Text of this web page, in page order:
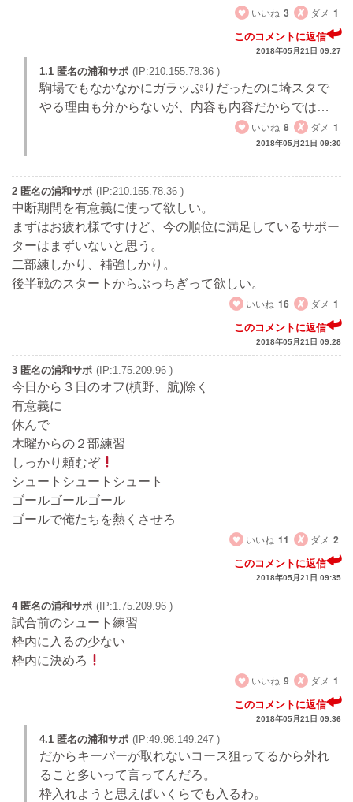
いいね 3 ダメ 1
このコメントに返信
2018年05月21日 09:27
1.1 匿名の浦和サポ (IP:210.155.78.36 )
駒場でもなかなかにガラッぷりだったのに埼スタで
やる理由も分からないが、内容も内容だからでは…
いいね 8 ダメ 1
2018年05月21日 09:30
2 匿名の浦和サポ (IP:210.155.78.36 )
中断期間を有意義に使って欲しい。
まずはお疲れ様ですけど、今の順位に満足しているサポー
ターはまずいないと思う。
二部練しかり、補強しかり。
後半戦のスタートからぶっちぎって欲しい。
いいね 16 ダメ 1
このコメントに返信
2018年05月21日 09:28
3 匿名の浦和サポ (IP:1.75.209.96 )
今日から３日のオフ(槙野、航)除く
有意義に
休んで
木曜からの２部練習
しっかり頼むぞ
シュートシュートシュート
ゴールゴールゴール
ゴールで俺たちを熱くさせろ
いいね 11 ダメ 2
このコメントに返信
2018年05月21日 09:35
4 匿名の浦和サポ (IP:1.75.209.96 )
試合前のシュート練習
枠内に入るの少ない
枠内に決めろ
いいね 9 ダメ 1
このコメントに返信
2018年05月21日 09:36
4.1 匿名の浦和サポ (IP:49.98.149.247 )
だからキーパーが取れないコース狙ってるから外れ
ること多いって言ってんだろ。
枠入れようと思えばいくらでも入るわ。